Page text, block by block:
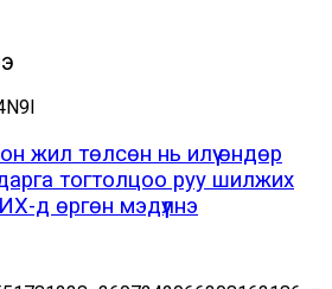
жил төлсөн нь илүү өндөр
тогтолцоо руу шилжих
д өргөн мэдүүлнэ